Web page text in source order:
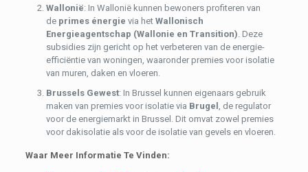
Wallonië: In Wallonië kunnen bewoners profiteren van
de primes énergie via het Wallonisch
Energieagentschap (Wallonie en Transition). Deze
subsidies zijn gericht op het verbeteren van de energie-
efficiëntie van woningen, waaronder premies voor isolatie
van muren, daken en vloeren.
Brussels Gewest: In Brussel kunnen eigenaars gebruik
maken van premies voor isolatie via Brugel , de regulator
voor de energiemarkt in Brussel. Dit omvat zowel premies
voor dakisolatie als voor de isolatie van gevels en vloeren.
Waar Meer Informatie Te Vinden: